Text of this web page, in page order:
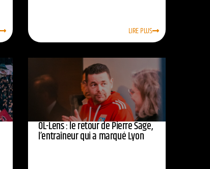
LIRE PLUS
OL-Lens : le retour de Pierre Sage,
l’entraîneur qui a marqué Lyon